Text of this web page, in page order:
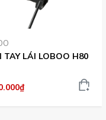
TAY LÁI LOBOO H80